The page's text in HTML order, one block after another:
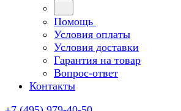
Помощь
Условия оплаты
Условия доставки
Гарантия на товар
Вопрос-ответ
Контакты